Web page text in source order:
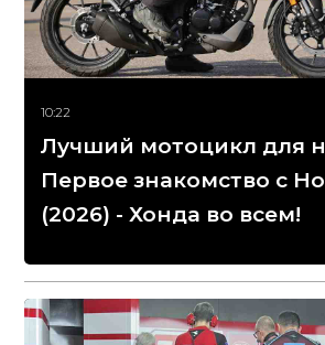
10:22
Лучший мотоцикл для
Первое знакомство с
(2026) - Хонда во всем!